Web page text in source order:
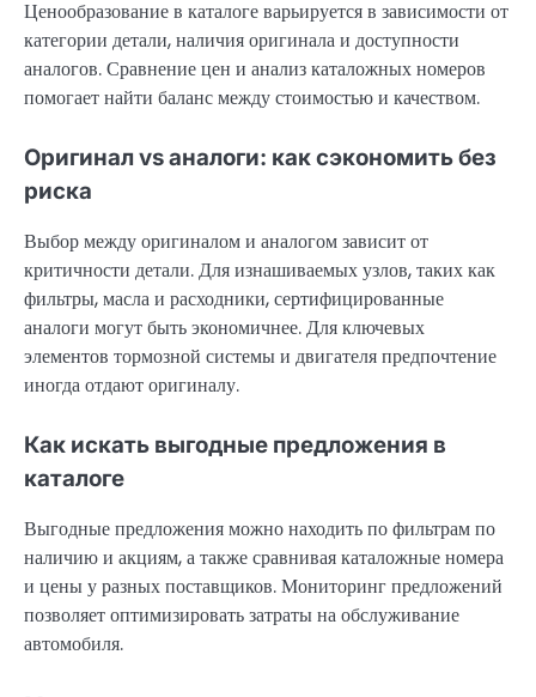
Ценообразование в каталоге варьируется в зависимости от
категории детали, наличия оригинала и доступности
аналогов. Сравнение цен и анализ каталожных номеров
помогает найти баланс между стоимостью и качеством.
Оригинал vs аналоги: как сэкономить без
риска
Выбор между оригиналом и аналогом зависит от
критичности детали. Для изнашиваемых узлов, таких как
фильтры, масла и расходники, сертифицированные
аналоги могут быть экономичнее. Для ключевых
элементов тормозной системы и двигателя предпочтение
иногда отдают оригиналу.
Как искать выгодные предложения в
каталоге
Выгодные предложения можно находить по фильтрам по
наличию и акциям, а также сравнивая каталожные номера
и цены у разных поставщиков. Мониторинг предложений
позволяет оптимизировать затраты на обслуживание
автомобиля.